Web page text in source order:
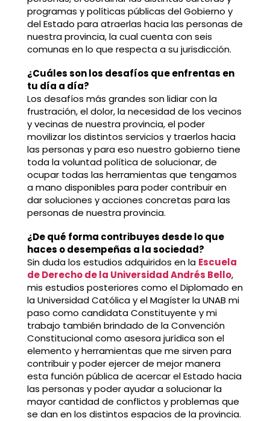
programas y políticas públicas del Gobierno y
del Estado para atraerlas hacia las personas de
nuestra provincia, la cual cuenta con seis
comunas en lo que respecta a su jurisdicción.
¿Cuáles son los desafíos que enfrentas en
tu día a día?
Los desafíos más grandes son lidiar con la
frustración, el dolor, la necesidad de los vecinos
y vecinas de nuestra provincia, el poder
movilizar los distintos servicios y traerlos hacia
las personas y para eso nuestro gobierno tiene
toda la voluntad política de solucionar, de
ocupar todas las herramientas que tengamos
a mano disponibles para poder contribuir en
dar soluciones y acciones concretas para las
personas de nuestra provincia.
¿De qué forma contribuyes desde lo que
haces o desempeñas a la sociedad?
Sin duda los estudios adquiridos en la Escuela
de Derecho de la Universidad Andrés Bello,
mis estudios posteriores como el Diplomado en
la Universidad Católica y el Magíster la UNAB mi
paso como candidata Constituyente y mi
trabajo también brindado de la Convención
Constitucional como asesora jurídica son el
elemento y herramientas que me sirven para
contribuir y poder ejercer de mejor manera
esta función pública de acercar el Estado hacia
las personas y poder ayudar a solucionar la
mayor cantidad de conflictos y problemas que
se dan en los distintos espacios de la provincia.